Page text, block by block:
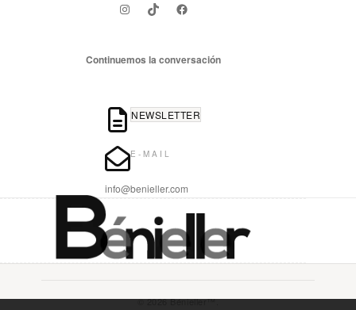
InstagramTikTokFacebook
Continuemos la conversación
NEWSLETTER
E-MAIL
info@benieller.com
© 2026 Bénieller™.